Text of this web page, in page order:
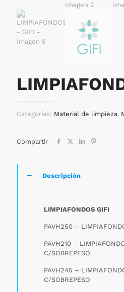
Categorías: Material de limpieza,
Compartir
Descripción
LIMPIAFONDOS GIFI
PAVH250 –
PAVH210 –
C/SOBREPESO
PAVH245 –
C/SOBREPESO